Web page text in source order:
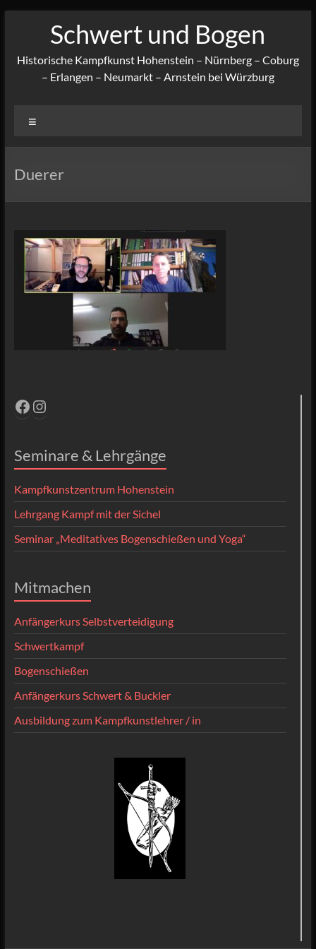
Schwert und Bogen
Historische Kampfkunst Hohenstein – Nürnberg – Coburg
– Erlangen – Neumarkt – Arnstein bei Würzburg
Duerer
Facebook
Instagram
Seminare & Lehrgänge
Kampfkunstzentrum Hohenstein
Lehrgang Kampf mit der Sichel
Seminar „Meditatives Bogenschießen und Yoga“
Mitmachen
Anfängerkurs Selbstverteidigung
Schwertkampf
Bogenschießen
Anfängerkurs Schwert & Buckler
Ausbildung zum Kampfkunstlehrer / in